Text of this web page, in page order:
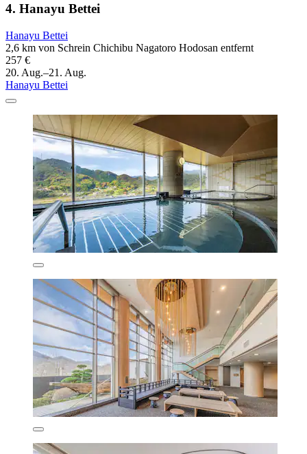
4. Hanayu Bettei
Hanayu Bettei
2,6 km von Schrein Chichibu Nagatoro Hodosan entfernt
257 €
20. Aug.–21. Aug.
Hanayu Bettei